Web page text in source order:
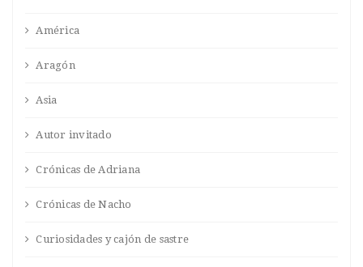
América
Aragón
Asia
Autor invitado
Crónicas de Adriana
Crónicas de Nacho
Curiosidades y cajón de sastre